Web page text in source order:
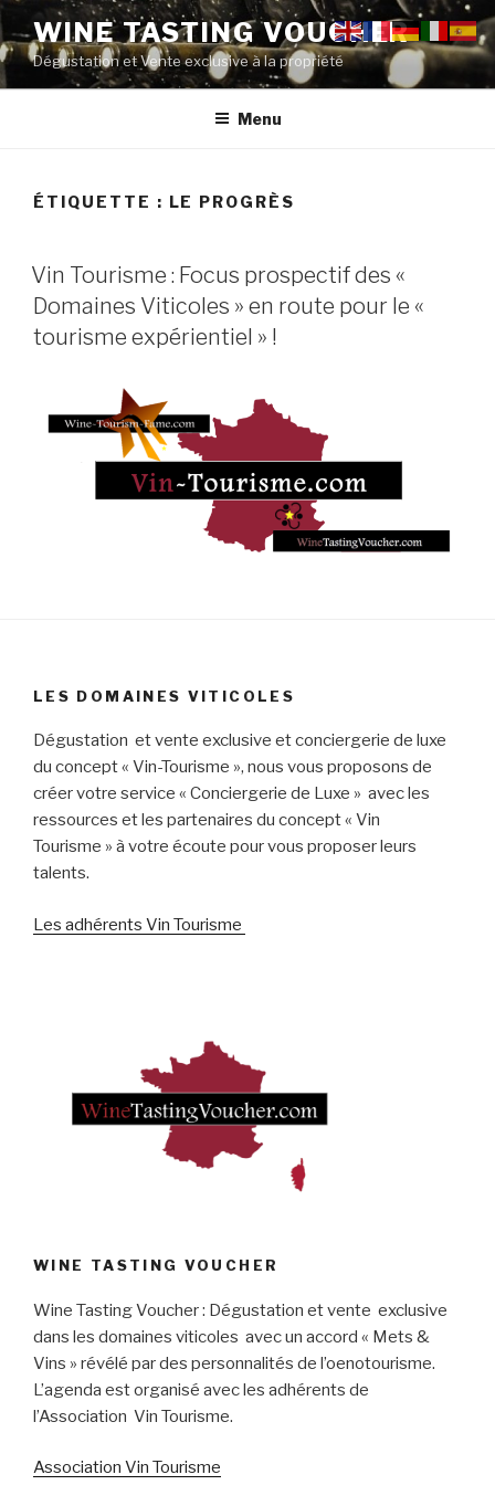
Aller
au
contenu
principal
WINE TASTING VOUCHER
Dégustation et Vente exclusive à la propriété
Menu
ÉTIQUETTE : LE PROGRÈS
PUBLIÉ
LE
Vin Tourisme : Focus prospectif des «
Domaines Viticoles » en route pour le «
tourisme expérientiel » !
LES DOMAINES VITICOLES
Dégustation et vente exclusive et conciergerie de luxe
du concept « Vin-Tourisme », nous vous proposons de
créer votre service « Conciergerie de Luxe » avec les
ressources et les partenaires du concept « Vin
Tourisme » à votre écoute pour vous proposer leurs
talents.
Les adhérents Vin Tourisme
WINE TASTING VOUCHER
Wine Tasting Voucher : Dégustation et vente exclusive
dans les domaines viticoles avec un accord « Mets &
Vins » révélé par des personnalités de l’oenotourisme.
L’agenda est organisé avec les adhérents de
l’Association Vin Tourisme.
Association Vin Tourisme